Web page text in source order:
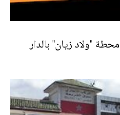
"ولاد زيان" بالدار